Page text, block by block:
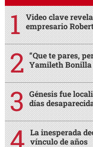
Video clave
empresario
“Que te pares,
Yamileth Bonilla
Génesis fue
días
La inesperada
vínculo de años